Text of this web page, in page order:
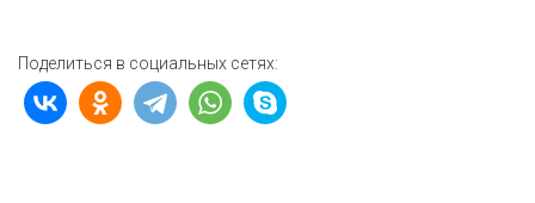
Поделиться в социальных сетях: